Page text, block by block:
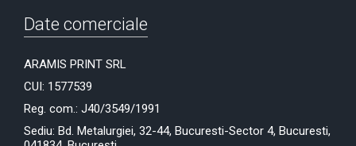
Date comerciale
ARAMIS PRINT SRL
CUI: 1577539
Reg. com.: J40/3549/1991
Sediu: Bd. Metalurgiei, 32-44, Bucuresti-Sector 4, Bucuresti,